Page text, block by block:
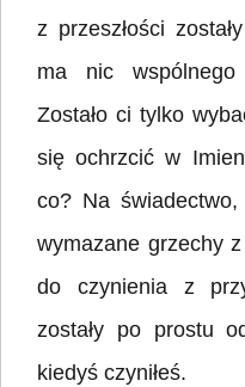
z przeszłości
ma nic wspólnego
Zostało ci tylko
się ochrzcić w
co? Na
wymazane grzechy
do czynienia z
zostały po prostu
kiedyś czyniłeś.